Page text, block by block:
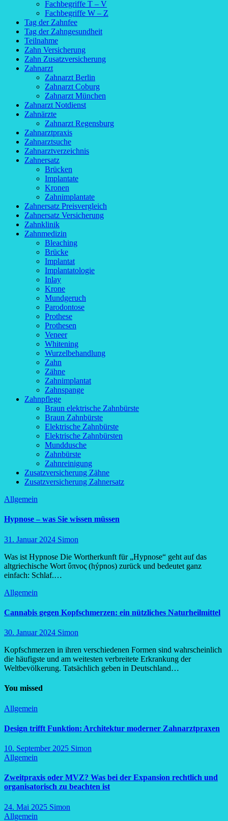
Fachbegriffe T – V
Fachbegriffe W – Z
Tag der Zahnfee
Tag der Zahngesundheit
Teilnahme
Zahn Versicherung
Zahn Zusatzversicherung
Zahnarzt
Zahnarzt Berlin
Zahnarzt Coburg
Zahnarzt München
Zahnarzt Notdienst
Zahnärzte
Zahnarzt Regensburg
Zahnarztpraxis
Zahnarztsuche
Zahnarztverzeichnis
Zahnersatz
Brücken
Implantate
Kronen
Zahnimplantate
Zahnersatz Preisvergleich
Zahnersatz Versicherung
Zahnklinik
Zahnmedizin
Bleaching
Brücke
Implantat
Implantatologie
Inlay
Krone
Mundgeruch
Parodontose
Prothese
Prothesen
Veneer
Whitening
Wurzelbehandlung
Zahn
Zähne
Zahnimplantat
Zahnspange
Zahnpflege
Braun elektrische Zahnbürste
Braun Zahnbürste
Elektrische Zahnbürste
Elektrische Zahnbürsten
Munddusche
Zahnbürste
Zahnreinigung
Zusatzversicherung Zähne
Zusatzversicherung Zahnersatz
Allgemein
Hypnose – was Sie wissen müssen
31. Januar 2024 Simon
Was ist Hypnose Die Wortherkunft für „Hypnose“ geht auf das
altgriechische Wort ὕπνος (hýpnos) zurück und bedeutet ganz
einfach: Schlaf.…
Allgemein
Cannabis gegen Kopfschmerzen: ein nützliches Naturheilmittel
30. Januar 2024 Simon
Kopfschmerzen in ihren verschiedenen Formen sind wahrscheinlich
die häufigste und am weitesten verbreitete Erkrankung der
Weltbevölkerung. Tatsächlich geben in Deutschland…
You missed
Allgemein
Design trifft Funktion: Architektur moderner Zahnarztpraxen
10. September 2025 Simon
Allgemein
Zweitpraxis oder MVZ? Was bei der Expansion rechtlich und
organisatorisch zu beachten ist
24. Mai 2025 Simon
Allgemein